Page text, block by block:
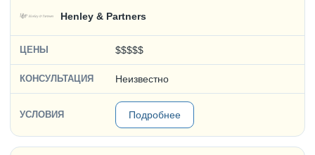
Henley & Partners
$$$$$
Неизвестно
Подробнее